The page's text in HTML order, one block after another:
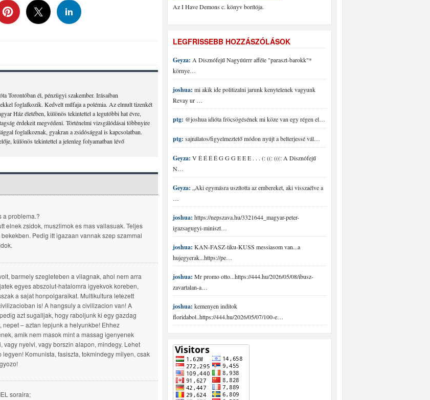
Torontóban él, pénzügyi szakember. Irásaiban
foglalkozik. Kedvelt műfaja a polémia. Az elmult tizenkét
Ház életében, különös tekintettel a legutóbbi hat évre,
érdekeit megvédeni. Történelmi vizsgálódásai többnyire
foglalkoznak, gyakran a zsidósággal is kapcsolatban.
különös tekintettel a jelenleg folyamatban lévő
a problema.?
elnek zsidok, muszlimok es mas vallasuak. Teljes
Pedig itt igazaan vannak szep szammal
barmely szegleteben a vilagnak, ahol nem arra
egyes abszolut-hatalomra igyekvok koreben,
a sajat honpolgaraikat. Multikultura letezett
is! A hangsuly a civilizacion van! A
azt sugalljak, hogy raboljunk ki egy gazdag
nepet – aztan lepjunk a helyunkbe! Ehhez
amik nem masok mint a massag igenyenek
vagy nyelvi, vagy borszin alapon, mindegy. Lehet
legyen! Komunista, fasiszta, tokmindegy milyen, csak
soraira;
Az I Have Demons c. könyv borítója.
LEGFRISSEBB HOZZÁSZÓLÁSOK
Geyza: A Disznófejű Nagyúúrrr afféle "paraszt-barokk"*
környe…
joshua: mi akik ide politizalni jarunk kenytelenek vagyunk
Revay ur …
ptg: @joshua idióta fröcsögésének mi köze van egy régen el…
ptg: sajnálatos/figyelmeztető módon nyújt a belterjessé vál…
Geyza: V É É É É G G G E E E . . . (: ((: (((: A Disznófejű
N…
Geyza: „Aki egymásra uszította az embereket, aki visszaélve a
…
joshua: https://nepszava.hu/3321644_magyar-peter-
igazsagugyi-miniszt…
joshua: KAN-FASZ-tiku-KUSS messiasom van...a
hujegyerak...https://pe…
joshua: Mr promo otto...https://444.hu/2026/05/08/ibusz-
zavartalan-a…
joshua: kemenyen inditok
floridabol..https://444.hu/2026/05/07/100-e…